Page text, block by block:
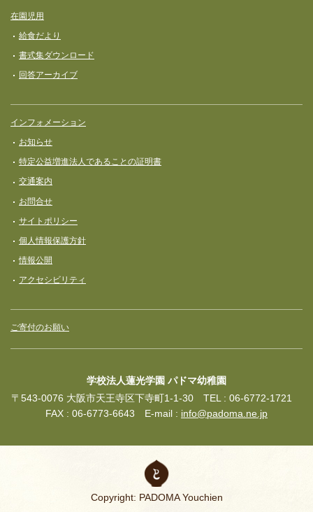
在園児用
給食だより
書式集ダウンロード
回答アーカイブ
インフォメーション
お知らせ
特定公益増進法人であることの証明書
交通案内
お問合せ
サイトポリシー
個人情報保護方針
情報公開
アクセシビリティ
ご寄付のお願い
学校法人蓮光学園 パドマ幼稚園
〒543-0076 大阪市天王寺区下寺町1-1-30 TEL : 06-6772-1721
FAX : 06-6773-6643 E-mail : info@padoma.ne.jp
Copyright: PADOMA Youchien